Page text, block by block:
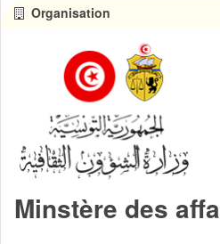
Organisation
Minstère des